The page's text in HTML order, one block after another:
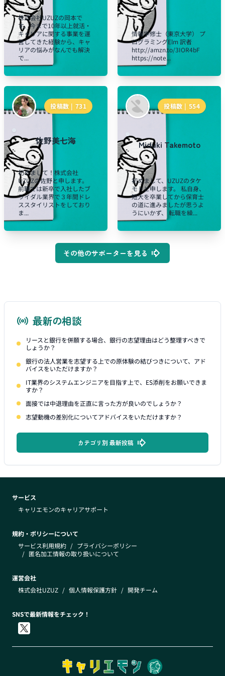
株式会社UZUZの岡本で
す。今まで10年以上就活・
キャリアに関する事業を運
営してきた経験から、キャ
リアの悩みがなんでも解決
で...
情報学修士（東京大学） プ
ログラミングElm 訳者
http://amzn.to/3IOR4bF
https://note...
投稿数 | 731
佐野美七海
初めまして！株式会社
UZUZの佐野と申します。
前職では新卒で入社したブ
ライダル業界で３年間ドレ
ススタイリストをしており
ま...
投稿数 | 554
Miduki Takemoto
初めまして、UZUZのタケ
モトと申します。 私自身、
短大を卒業してから保育士
の道に進みましたが思うよ
うにいかず、 転職を繰...
その他のサポーターを見る
最新の相談
リースと銀行を併願する場合、銀行の志望理由はどう整理すべきで
しょうか？
銀行の法人営業を志望する上での原体験の結びつきについて、アド
バイスをいただけますか？
IT業界のシステムエンジニアを目指す上で、ES添削をお願いできま
すか？
面接では中退理由を正直に言った方が良いのでしょうか？
志望動機の差別化についてアドバイスをいただけますか？
カテゴリ別 最新投稿
サービス
キャリエモンのキャリアサポート
規約・ポリシーについて
サービス利用規約 / プライバシーポリシー
/ 匿名加工情報の取り扱いについて
運営会社
株式会社UZUZ / 個人情報保護方針 / 開発チーム
SNSで最新情報をチェック！